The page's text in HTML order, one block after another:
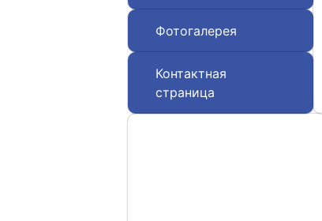
Фотогалерея
Контактная
страница